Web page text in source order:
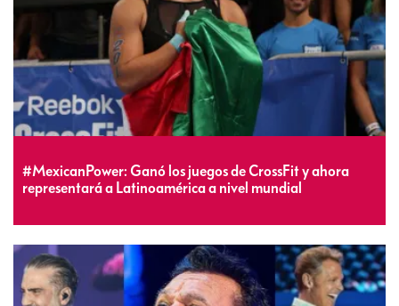
#MexicanPower: Ganó los juegos de CrossFit y ahora
representará a Latinoamérica a nivel mundial